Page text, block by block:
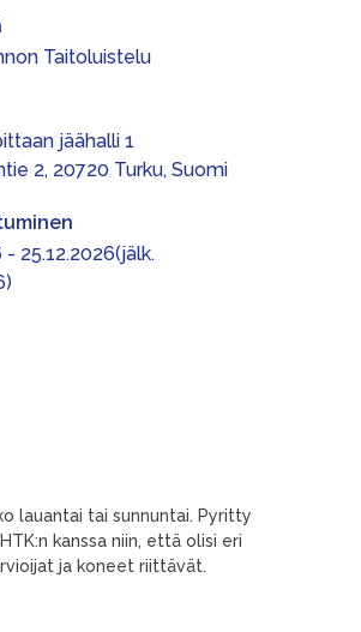
Taitoluistelu
jäähalli 1
2, 20720 Turku, Suomi
- 25.12.2026(jälk.
lauantai tai sunnuntai. Pyritty
kanssa niin, että olisi eri
ja koneet riittävät.